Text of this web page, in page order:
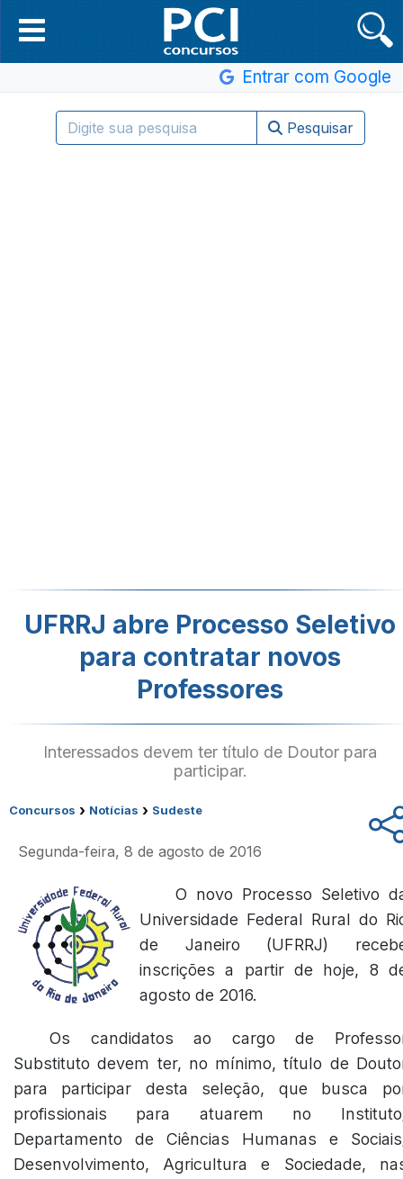
Entrar com Google
Pesquisar
UFRRJ abre Processo Seletivo
para contratar novos
Professores
Interessados devem ter título de Doutor para
participar.
Concursos › Notícias › Sudeste
Segunda-feira, 8 de agosto de 2016
O novo Processo Seletivo
Universidade Federal Rural do
de Janeiro (UFRRJ)
inscrições a partir de hoje, 8
agosto de 2016.
Os candidatos ao cargo de
Substituto devem ter, no mínimo, título de
para participar desta seleção, que busca
profissionais para atuarem no
Departamento de Ciências Humanas e
Desenvolvimento, Agricultura e Sociedade,